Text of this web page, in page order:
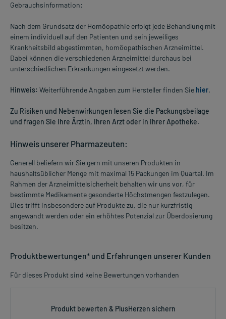
Gebrauchsinformation:
Nach dem Grundsatz der Homöopathie erfolgt jede Behandlung mit
einem individuell auf den Patienten und sein jeweiliges
Krankheitsbild abgestimmten, homöopathischen Arzneimittel.
Dabei können die verschiedenen Arzneimittel durchaus bei
unterschiedlichen Erkrankungen eingesetzt werden.
Hinweis: Weiterführende Angaben zum Hersteller finden Sie hier.
Zu Risiken und Nebenwirkungen lesen Sie die Packungsbeilage
und fragen Sie Ihre Ärztin, Ihren Arzt oder in Ihrer Apotheke.
Hinweis unserer Pharmazeuten:
Generell beliefern wir Sie gern mit unseren Produkten in
haushaltsüblicher Menge mit maximal 15 Packungen im Quartal. Im
Rahmen der Arzneimittelsicherheit behalten wir uns vor, für
bestimmte Medikamente gesonderte Höchstmengen festzulegen.
Dies trifft insbesondere auf Produkte zu, die nur kurzfristig
angewandt werden oder ein erhöhtes Potenzial zur Überdosierung
besitzen.
Produktbewertungen* und Erfahrungen unserer Kunden
Für dieses Produkt sind keine Bewertungen vorhanden
Produkt bewerten & PlusHerzen sichern